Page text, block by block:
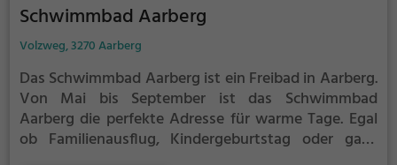
Schwimmbad Aarberg
Volzweg, 3270 Aarberg
Das Schwimmbad Aarberg ist ein Freibad in Aarberg.
Von Mai bis September ist das Schwimmbad
Aarberg die perfekte Adresse für warme Tage. Egal
ob Familienausflug, Kindergeburtstag oder ganz